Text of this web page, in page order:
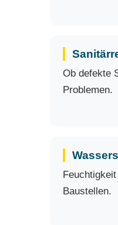
Ob defekte
Problemen.
Baustellen.